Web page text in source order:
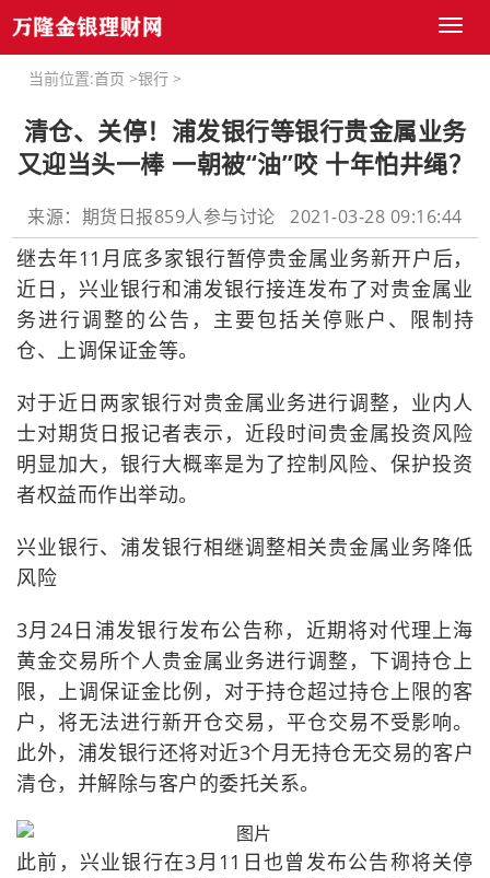
Toggle
当前位置:首页 >银行 >
清仓、关停！浦发银行等银行贵金属业务
又迎当头一棒 一朝被“油”咬 十年怕井绳？
来源：期货日报859人参与讨论 2021-03-28 09:16:44
继去年11月底多家银行暂停贵金属业务新开户后，
近日，兴业银行和浦发银行接连发布了对贵金属业
务进行调整的公告，主要包括关停账户、限制持
仓、上调保证金等。
对于近日两家银行对贵金属业务进行调整，业内人
士对期货日报记者表示，近段时间贵金属投资风险
明显加大，银行大概率是为了控制风险、保护投资
者权益而作出举动。
兴业银行、浦发银行相继调整相关贵金属业务降低
风险
3月24日浦发银行发布公告称，近期将对代理上海
黄金交易所个人贵金属业务进行调整，下调持仓上
限，上调保证金比例，对于持仓超过持仓上限的客
户，将无法进行新开仓交易，平仓交易不受影响。
此外，浦发银行还将对近3个月无持仓无交易的客户
清仓，并解除与客户的委托关系。
此前，兴业银行在3月11日也曾发布公告称将关停